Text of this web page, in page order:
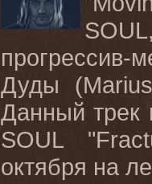
SOUL
Дуды
Данный трек
SOUL
"
октября на